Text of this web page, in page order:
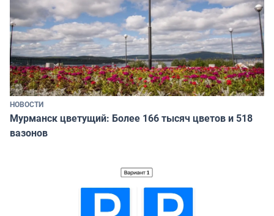
НОВОСТИ
Мурманск цветущий: Более 166 тысяч цветов и 518
вазонов